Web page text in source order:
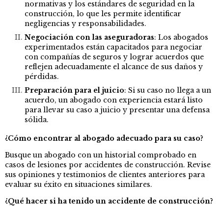
normativas y los estándares de seguridad en la
construcción, lo que les permite identificar
negligencias y responsabilidades.
Negociación con las aseguradoras: Los abogados
experimentados están capacitados para negociar
con compañías de seguros y lograr acuerdos que
reflejen adecuadamente el alcance de sus daños y
pérdidas.
Preparación para el juicio: Si su caso no llega a un
acuerdo, un abogado con experiencia estará listo
para llevar su caso a juicio y presentar una defensa
sólida.
¿Cómo encontrar al abogado adecuado para su caso?
Busque un abogado con un historial comprobado en
casos de lesiones por accidentes de construcción. Revise
sus opiniones y testimonios de clientes anteriores para
evaluar su éxito en situaciones similares.
¿Qué hacer si ha tenido un accidente de construcción?